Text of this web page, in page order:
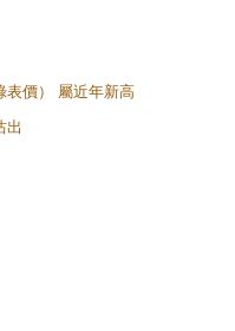
表價） 屬近年新高
出